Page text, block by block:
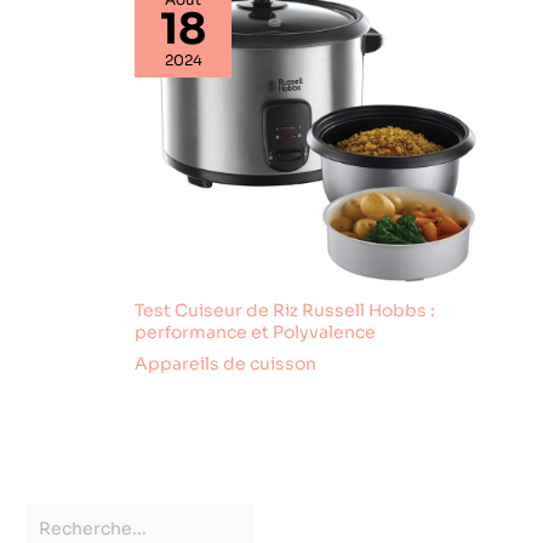
cuisine.
NETTOYAGE
FACILE — Conçu
pour répondre aux
exigences
d'hygiène
alimentaire, le bloc
de coupe est
rapidement
démontable pour
un lavage efficace.
Livré complet avec
tournevis et
accessoires pour
les aliments sont
en acier
inoxydable
5Cr15MoV de
qualité
alimentaire, connu
pour sa résistance
à l'usure et à la
corrosion. Les
lames et
accessoires sont
pour un nettoyage
facile. Facile à
utiliser : le couteau
18
2024
Test Cuiseur de Riz Russell Hobbs :
performance et Polyvalence
Appareils de cuisson